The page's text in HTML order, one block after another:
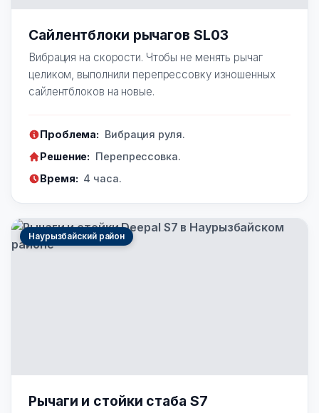
Сайлентблоки рычагов SL03
Вибрация на скорости. Чтобы не менять рычаг
целиком, выполнили перепрессовку изношенных
сайлентблоков на новые.
Проблема: Вибрация руля.
Решение: Перепрессовка.
Время: 4 часа.
Наурызбайский район
Рычаги и стойки стаба S7